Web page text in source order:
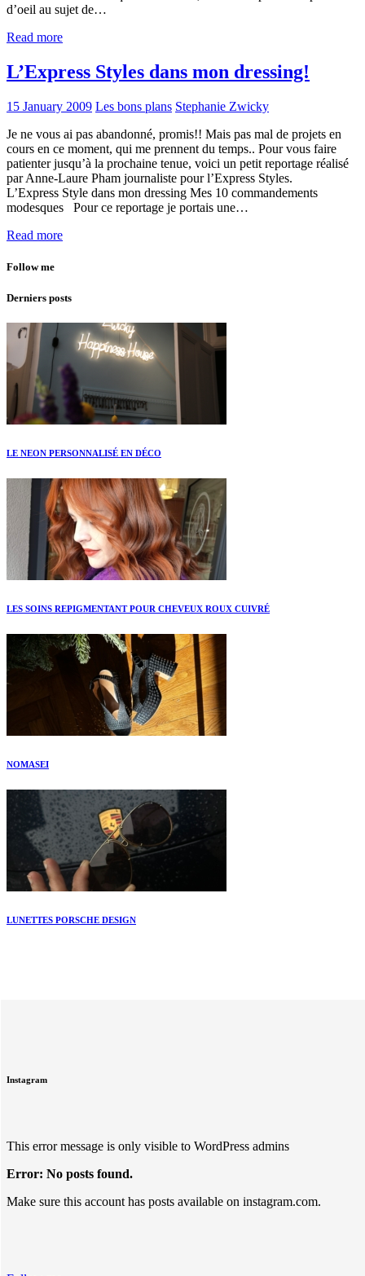
d’oeil au sujet de…
Read more
L’Express Styles dans mon dressing!
15 January 2009 Les bons plans Stephanie Zwicky
Je ne vous ai pas abandonné, promis!! Mais pas mal de projets en
cours en ce moment, qui me prennent du temps.. Pour vous faire
patienter jusqu’à la prochaine tenue, voici un petit reportage réalisé
par Anne-Laure Pham journaliste pour l’Express Styles.
L’Express Style dans mon dressing Mes 10 commandements
modesques Pour ce reportage je portais une…
Read more
Follow me
Derniers posts
LE NEON PERSONNALISÉ EN DÉCO
LES SOINS REPIGMENTANT POUR CHEVEUX ROUX CUIVRÉ
NOMASEI
LUNETTES PORSCHE DESIGN
Instagram
This error message is only visible to WordPress admins
Error: No posts found.
Make sure this account has posts available on instagram.com.